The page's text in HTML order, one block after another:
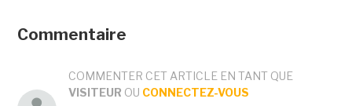
Commentaire
COMMENTER CET ARTICLE EN TANT QUE
VISITEUR OU CONNECTEZ-VOUS